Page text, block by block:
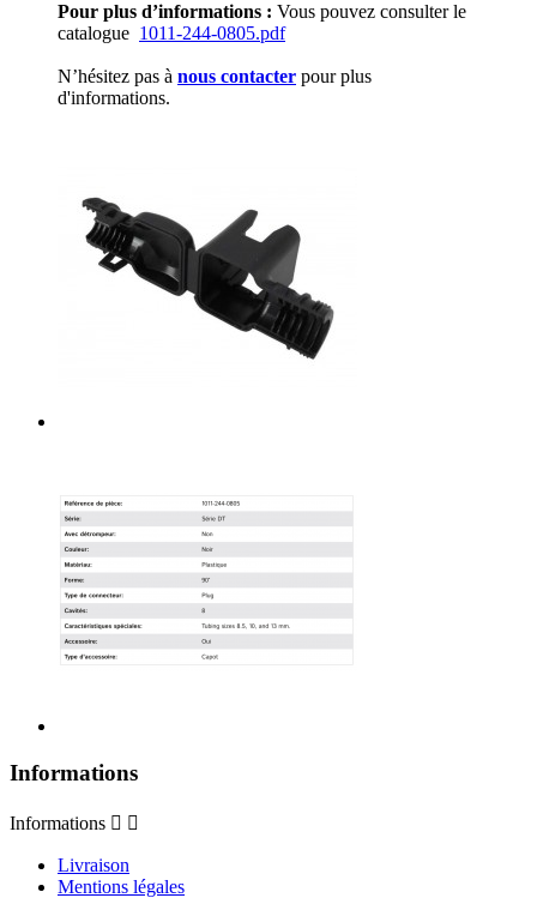
Pour plus d’informations : Vous pouvez consulter le
catalogue 1011-244-0805.pdf
N’hésitez pas à nous contacter pour plus
d'informations.
Informations
Informations  
Livraison
Mentions légales